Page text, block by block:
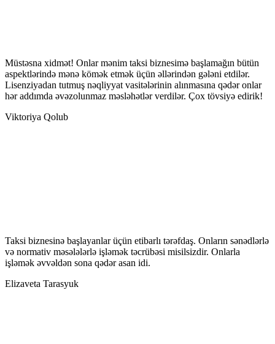
Müstəsna xidmət! Onlar mənim taksi biznesimə başlamağın bütün
aspektlərində mənə kömək etmək üçün əllərindən gələni etdilər.
Lisenziyadan tutmuş nəqliyyat vasitələrinin alınmasına qədər onlar
hər addımda əvəzolunmaz məsləhətlər verdilər. Çox tövsiyə edirik!
Viktoriya Qolub
Taksi biznesinə başlayanlar üçün etibarlı tərəfdaş. Onların sənədlərlə
və normativ məsələlərlə işləmək təcrübəsi misilsizdir. Onlarla
işləmək əvvəldən sona qədər asan idi.
Elizaveta Tarasyuk